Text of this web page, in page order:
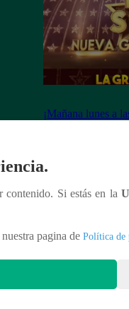
¡Mañana lunes a
contenido. Si estás en la
pagina de Política de